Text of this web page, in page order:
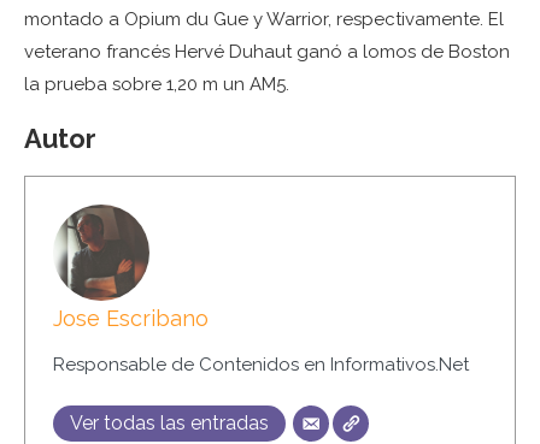
montado a Opium du Gue y Warrior, respectivamente. El
veterano francés Hervé Duhaut ganó a lomos de Boston
la prueba sobre 1,20 m un AM5.
Autor
Jose Escribano
Responsable de Contenidos en Informativos.Net
Ver todas las entradas